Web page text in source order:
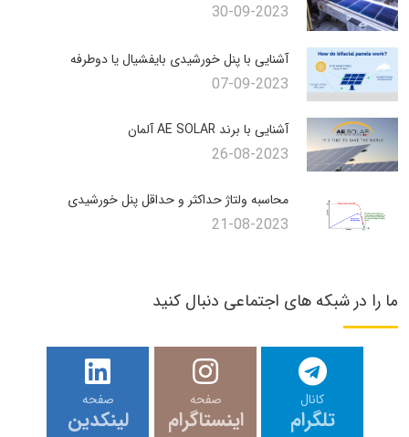
30-09-2023
آشنایی با پنل خورشیدی بایفشیال یا دوطرفه
07-09-2023
آشنایی با برند AE SOLAR آلمان
26-08-2023
محاسبه ولتاژ حداکثر و حداقل پنل خورشیدی
21-08-2023
ما را در شبکه های اجتماعی دنبال کنید
کانال
تلگرام
صفحه
اینستاگرام
صفحه
لینکدین